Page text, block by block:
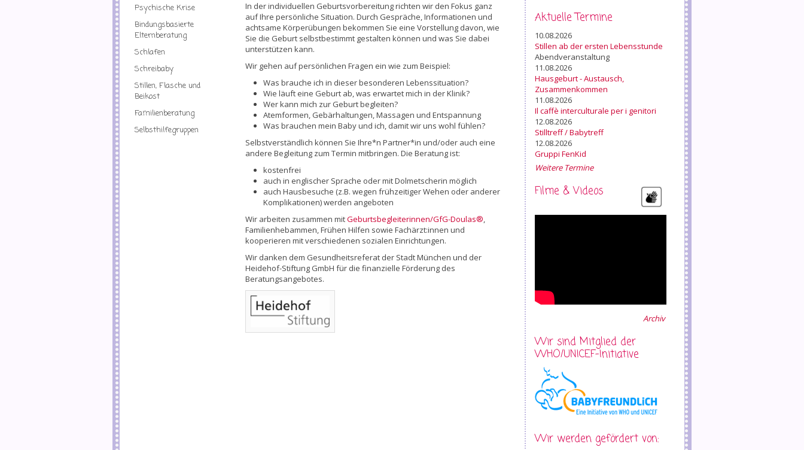
Psychische Krise
Bindungsbasierte
Elternberatung
Schlafen
Schreibaby
Stillen, Flasche und
Beikost
Familienberatung
Selbsthilfegruppen
In der individuellen Geburtsvorbereitung richten wir den Fokus ganz
auf Ihre persönliche Situation. Durch Gespräche, Informationen und
achtsame Körperübungen bekommen Sie eine Vorstellung davon, wie
Sie die Geburt selbstbestimmt gestalten können und was Sie dabei
unterstützen kann.
Wir gehen auf persönlichen Fragen ein wie zum Beispiel:
Was brauche ich in dieser besonderen Lebenssituation?
Wie läuft eine Geburt ab, was erwartet mich in der Klinik?
Wer kann mich zur Geburt begleiten?
Atemformen, Gebärhaltungen, Massagen und Entspannung
Was brauchen mein Baby und ich, damit wir uns wohl fühlen?
Selbstverständlich können Sie Ihre*n Partner*in und/oder auch eine
andere Begleitung zum Termin mitbringen. Die Beratung ist:
kostenfrei
auch in englischer Sprache oder mit Dolmetscherin möglich
auch Hausbesuche (z.B. wegen frühzeitiger Wehen oder anderer
Komplikationen) werden angeboten
Wir arbeiten zusammen mitGeburtsbegleiterinnen/GfG-Doulas®,
Familienhebammen, Frühen Hilfen sowie Fachärzt:innen und
kooperieren mit verschiedenen sozialen Einrichtungen.
Wir danken dem Gesundheitsreferat der Stadt München und der
Heidehof-Stiftung GmbH für die finanzielle Förderung des
Beratungsangebotes.
Aktuelle Termine
10.08.2026
Stillen ab der ersten Lebensstunde
Abendveranstaltung
11.08.2026
Hausgeburt - Austausch,
Zusammenkommen
11.08.2026
Il caffè interculturale per i genitori
12.08.2026
Stilltreff / Babytreff
12.08.2026
Gruppi FenKid
Weitere Termine
Filme & Videos
Archiv
Wir sind Mitglied der
WHO/UNICEF-Initiative
Wir werden gefördert von: